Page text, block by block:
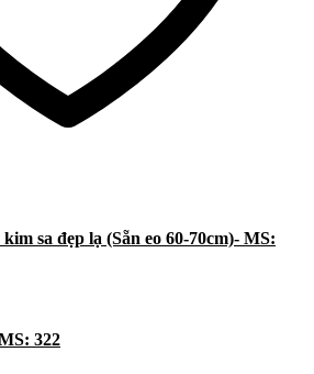
sa đẹp lạ (Sẵn eo 60-70cm)- MS: